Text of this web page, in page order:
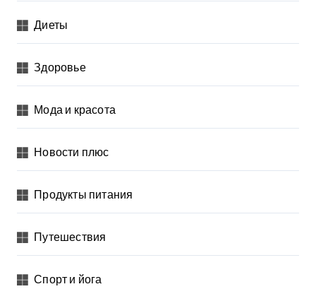
Диеты
Здоровье
Мода и красота
Новости плюс
Продукты питания
Путешествия
Спорт и йога